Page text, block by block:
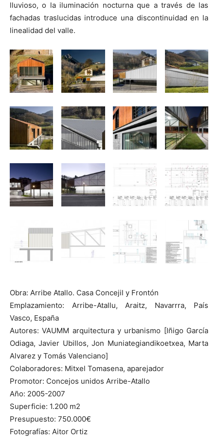
lluvioso, o la iluminación nocturna que a través de las
fachadas traslucidas introduce una discontinuidad en la
linealidad del valle.
Obra: Arribe Atallo. Casa Concejil y Frontón
Emplazamiento: Arribe-Atallu, Araitz, Navarrra, País
Vasco, España
Autores: VAUMM arquitectura y urbanismo [Iñigo García
Odiaga, Javier Ubillos, Jon Muniategiandikoetxea, Marta
Alvarez y Tomás Valenciano]
Colaboradores: Mitxel Tomasena, aparejador
Promotor: Concejos unidos Arribe-Atallo
Año: 2005-2007
Superficie: 1.200 m2
Presupuesto: 750.000€
Fotografías: Aitor Ortiz